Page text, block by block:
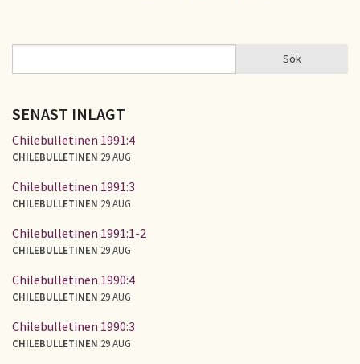
SÖKFORMULÄR Sök
SENAST INLAGT
Chilebulletinen 1991:4
CHILEBULLETINEN 29 AUG
Chilebulletinen 1991:3
CHILEBULLETINEN 29 AUG
Chilebulletinen 1991:1-2
CHILEBULLETINEN 29 AUG
Chilebulletinen 1990:4
CHILEBULLETINEN 29 AUG
Chilebulletinen 1990:3
CHILEBULLETINEN 29 AUG